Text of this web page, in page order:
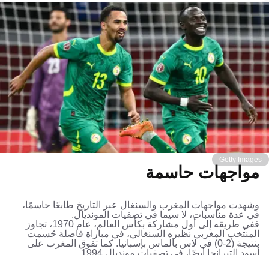
Getty Images
مواجهات حاسمة
وشهدت مواجهات المغرب والسنغال عبر التاريخ طابعًا حاسمًا،
في عدة مناسبات، لا سيما في تصفيات المونديال.
ففي طريقه إلى أول مشاركة بكأس العالم، عام 1970، تجاوز
المنتخب المغربي نظيره السنغالي، في مباراة فاصلة حُسمت
بنتيجة (2-0) في لاس بالماس بإسبانيا. كما تفوق المغرب على
أسود التيرانجا أيضًا، في تصفيات مونديال 1994.